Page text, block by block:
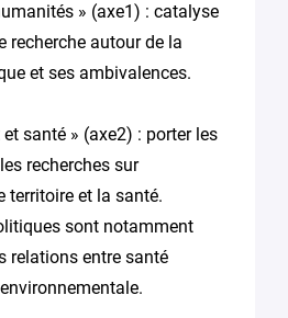
» (axe1) : catalyse
recherche autour de la
et ses ambivalences.
santé » (axe2) : porter les
recherches sur
territoire et la santé.
sont notamment
relations entre santé